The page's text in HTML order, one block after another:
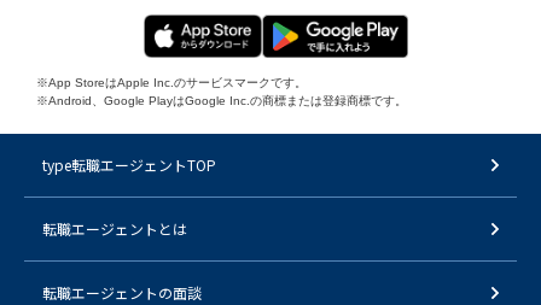
※App StoreはApple Inc.のサービスマークです。
※Android、Google PlayはGoogle Inc.の商標または登録商標です。
type転職エージェントTOP
転職エージェントとは
転職エージェントの面談